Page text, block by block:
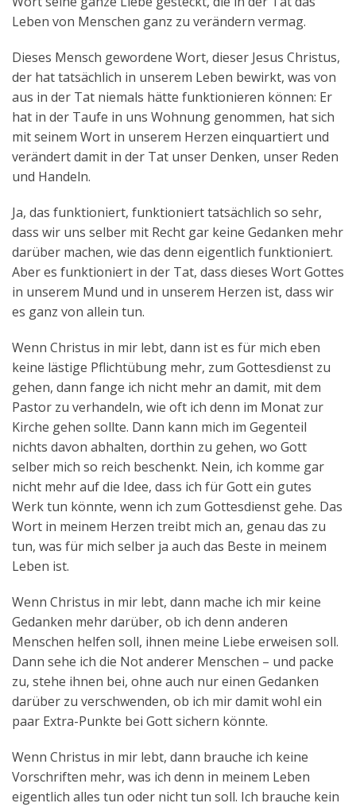
Leben von Menschen ganz zu verändern vermag.
Dieses Mensch gewordene Wort, dieser Jesus Christus,
der hat tatsächlich in unserem Leben bewirkt, was von
aus in der Tat niemals hätte funktionieren können: Er
hat in der Taufe in uns Wohnung genommen, hat sich
mit seinem Wort in unserem Herzen einquartiert und
verändert damit in der Tat unser Denken, unser Reden
und Handeln.
Ja, das funktioniert, funktioniert tatsächlich so sehr,
dass wir uns selber mit Recht gar keine Gedanken mehr
darüber machen, wie das denn eigentlich funktioniert.
Aber es funktioniert in der Tat, dass dieses Wort Gottes
in unserem Mund und in unserem Herzen ist, dass wir
es ganz von allein tun.
Wenn Christus in mir lebt, dann ist es für mich eben
keine lästige Pflichtübung mehr, zum Gottesdienst zu
gehen, dann fange ich nicht mehr an damit, mit dem
Pastor zu verhandeln, wie oft ich denn im Monat zur
Kirche gehen sollte. Dann kann mich im Gegenteil
nichts davon abhalten, dorthin zu gehen, wo Gott
selber mich so reich beschenkt. Nein, ich komme gar
nicht mehr auf die Idee, dass ich für Gott ein gutes
Werk tun könnte, wenn ich zum Gottesdienst gehe. Das
Wort in meinem Herzen treibt mich an, genau das zu
tun, was für mich selber ja auch das Beste in meinem
Leben ist.
Wenn Christus in mir lebt, dann mache ich mir keine
Gedanken mehr darüber, ob ich denn anderen
Menschen helfen soll, ihnen meine Liebe erweisen soll.
Dann sehe ich die Not anderer Menschen – und packe
zu, stehe ihnen bei, ohne auch nur einen Gedanken
darüber zu verschwenden, ob ich mir damit wohl ein
paar Extra-Punkte bei Gott sichern könnte.
Wenn Christus in mir lebt, dann brauche ich keine
Vorschriften mehr, was ich denn in meinem Leben
eigentlich alles tun oder nicht tun soll. Ich brauche kein